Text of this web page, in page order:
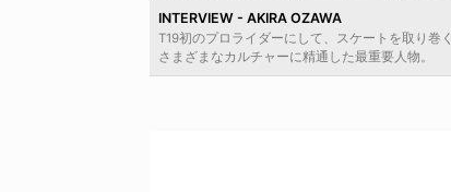
INTERVIEW - AKIRA OZAWA
T19初のプロライダーにして、スケートを取り巻く
さまざまなカルチャーに精通した最重要人物。